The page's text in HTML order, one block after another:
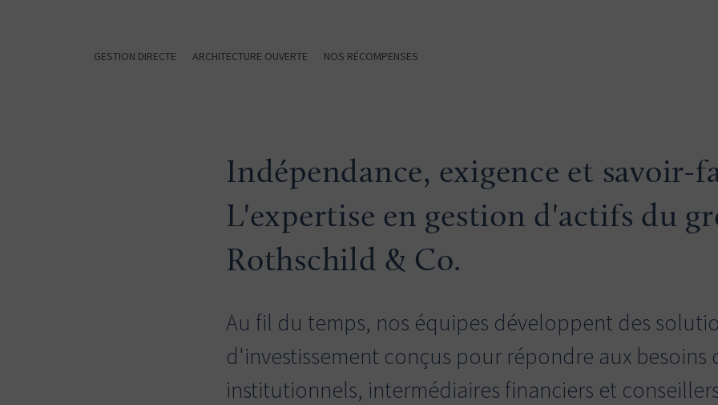
GESTION DIRECTE ARCHITECTURE OUVERTE NOS RÉCOMPENSES
Indépendance, exigence et savoir-
L'expertise en gestion d'actifs du
Rothschild & Co.
Au fil du temps, nos équipes développent des
d'investissement conçus pour répondre aux besoins
institutionnels, intermédiaires financiers et